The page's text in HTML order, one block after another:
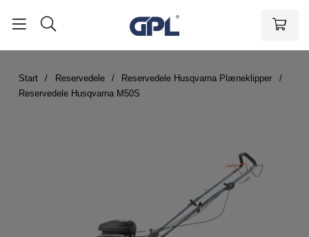
Start Reservedele
Reservedele Husqvarna Plæneklipper
Reservedele Husqvarna M50S